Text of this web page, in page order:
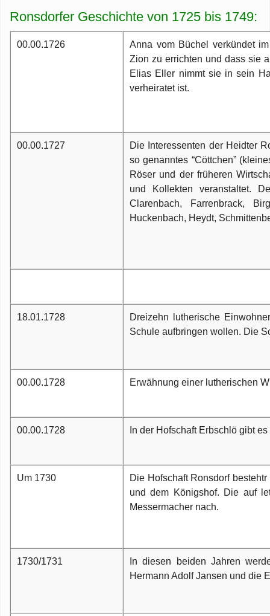
Dorfgeschehen
Ronsdorf-Echo
Ronsdorfer Geschichte von 1725 bis 1749:
00.00.1726
Anna vom Büchel verkündet
Zion zu errichten und dass sie
Elias Eller nimmt sie in sein
verheiratet ist.
00.00.1727
Die Interessenten der Heidter
so genanntes “Cöttchen”
Röser und der früheren
und Kollekten veranstaltet.
Clarenbach, Farrenbrack,
Huckenbach, Heydt,
18.01.1728
Dreizehn lutherische
Schule aufbringen wollen. Die
00.00.1728 Erwähnung einer lutherischen
00.00.1728 In der Hofschaft Erbschlö gibt
Um 1730
Die Hofschaft Ronsdorf
und dem Königshof. Die auf
Messermacher nach.
1730/1731
In diesen beiden Jahren
Hermann Adolf Jansen und die